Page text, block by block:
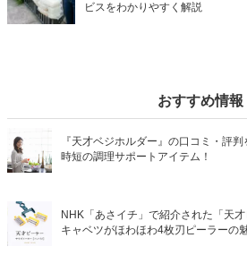
ビスをわかりやすく解説
おすすめ情報
『天才ベジホルダー』の口コミ・評
時短の調理サポートアイテム！
NHK「あさイチ」で紹介された「天
キャベツがほわほわ4枚刃ピーラーの